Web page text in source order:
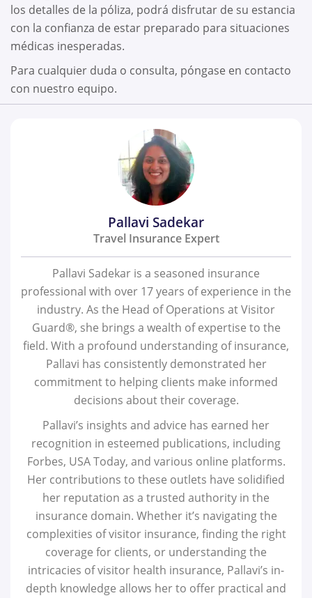
los detalles de la póliza, podrá disfrutar de su estancia
con la confianza de estar preparado para situaciones
médicas inesperadas.
Para cualquier duda o consulta, póngase en contacto
con nuestro equipo.
Pallavi Sadekar
Travel Insurance Expert
Pallavi Sadekar is a seasoned insurance
professional with over 17 years of experience in the
industry. As the Head of Operations at Visitor
Guard®, she brings a wealth of expertise to the
field. With a profound understanding of insurance,
Pallavi has consistently demonstrated her
commitment to helping clients make informed
decisions about their coverage.
Pallavi’s insights and advice has earned her
recognition in esteemed publications, including
Forbes, USA Today, and various online platforms.
Her contributions to these outlets have solidified
her reputation as a trusted authority in the
insurance domain. Whether it’s navigating the
complexities of visitor insurance, finding the right
coverage for clients, or understanding the
intricacies of visitor health insurance, Pallavi’s in-
depth knowledge allows her to offer practical and